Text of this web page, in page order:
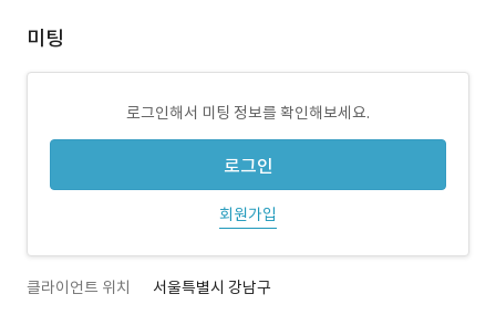
미팅
로그인해서 미팅 정보를 확인해보세요.
로그인
회원가입
클라이언트 위치 서울특별시 강남구